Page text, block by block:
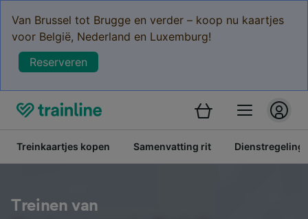
Van Brussel tot Brugge en verder – koop nu kaartjes
voor België, Nederland en Luxemburg!
Reserveren
Treinkaartjes kopen Samenvatting rit Dienstregeling
Treinen van